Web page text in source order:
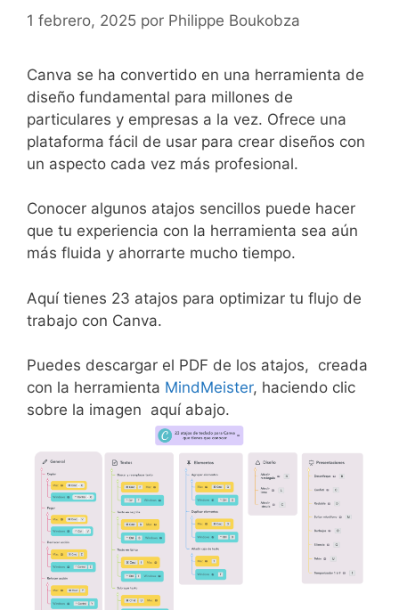
1 febrero, 2025 por Philippe Boukobza
Canva se ha convertido en una herramienta de
diseño fundamental para millones de
particulares y empresas a la vez. Ofrece una
plataforma fácil de usar para crear diseños con
un aspecto cada vez más profesional.
Conocer algunos atajos sencillos puede hacer
que tu experiencia con la herramienta sea aún
más fluida y ahorrarte mucho tiempo.
Aquí tienes 23 atajos para optimizar tu flujo de
trabajo con Canva.
Puedes descargar el PDF de los atajos, creada
con la herramienta MindMeister, haciendo clic
sobre la imagen aquí abajo.